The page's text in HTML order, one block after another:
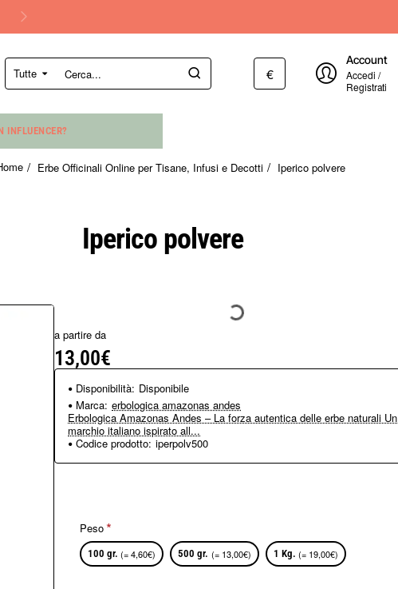
Tutte
Cerca... €
Account
Accedi /
Registrati
INFLUENCER?
Iperico polvere
Erbe Officinali Online per Tisane, Infusi e Decotti Iperico polvere
a partire da
13,00€
Disponibilità: Disponibile
Marca: erbologica amazonas andes
Erbologica Amazonas Andes – La forza autentica delle erbe naturali Un
marchio italiano ispirato all...
Codice prodotto: iperpolv500
Peso
100 gr. (= 4,60€) 500 gr. (= 13,00€) 1 Kg. (= 19,00€)